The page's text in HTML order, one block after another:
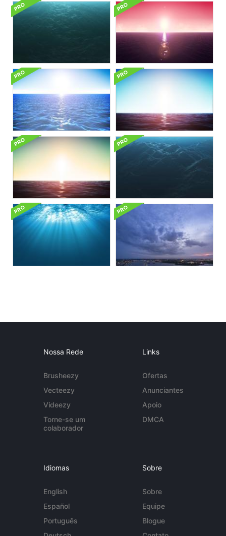
Nossa Rede
Brusheezy
Vecteezy
Videezy
Torne-se um
colaborador
Links
Ofertas
Anunciantes
Apoio
DMCA
Idiomas
English
Español
Português
Sobre
Sobre
Equipe
Blogue